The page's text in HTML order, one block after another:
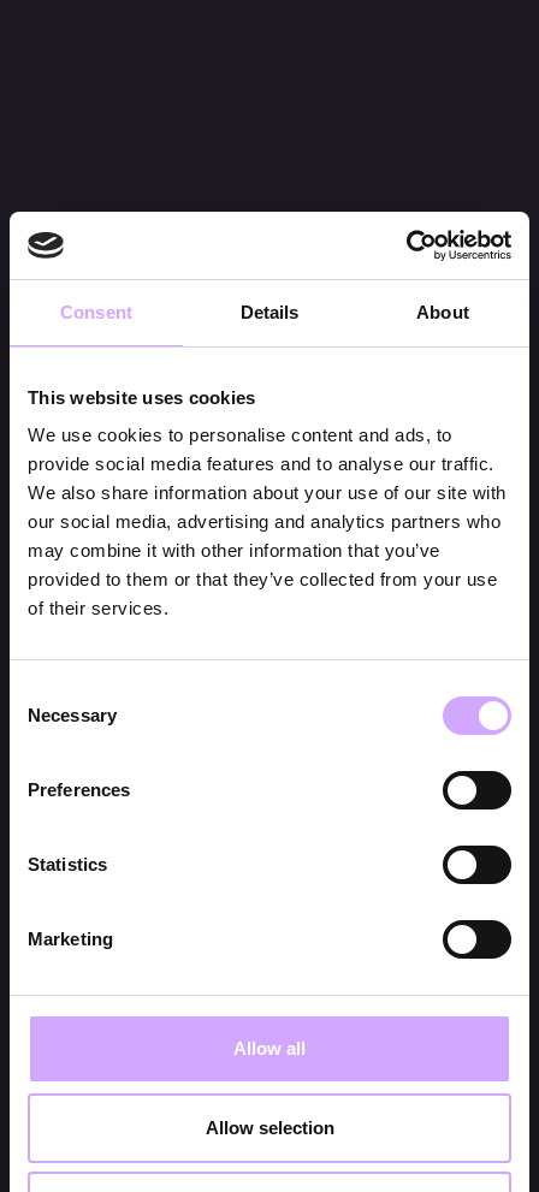
Consent Details About
This website uses cookies
We use cookies to personalise content and ads, to
provide social media features and to analyse our traffic.
We also share information about your use of our site with
our social media, advertising and analytics partners who
may combine it with other information that you’ve
provided to them or that they’ve collected from your use
of their services.
Selection
Necessary
Preferences
Statistics
Marketing
Allow all
Allow selection